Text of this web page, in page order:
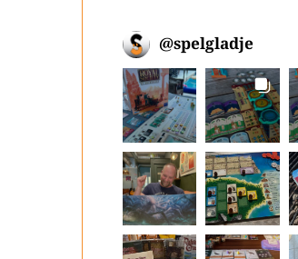
@spelgladje